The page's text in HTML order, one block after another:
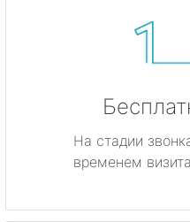
На стадии
временем